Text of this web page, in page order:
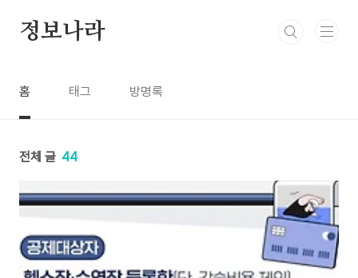
정보나라
홈 태그 방명록
전체 글 44